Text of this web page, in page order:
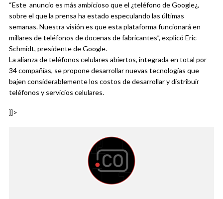
“Este anuncio es más ambicioso que el ¿teléfono de Google¿,
sobre el que la prensa ha estado especulando las últimas
semanas. Nuestra visión es que esta plataforma funcionará en
millares de teléfonos de docenas de fabricantes”, explicó Eric
Schmidt, presidente de Google.
La alianza de teléfonos celulares abiertos, integrada en total por
34 compañías, se propone desarrollar nuevas tecnologías que
bajen considerablemente los costos de desarrollar y distribuir
teléfonos y servicios celulares.
]]>